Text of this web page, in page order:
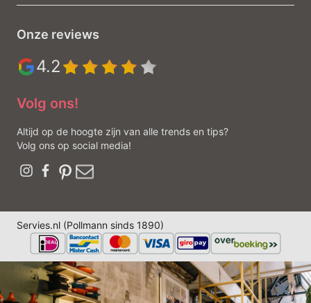
Onze reviews
4.2
Volg ons!
Altijd op de hoogte zijn van alle trends en tips?
Volg ons op social media!
Servies.nl (Pollmann sinds 1890)